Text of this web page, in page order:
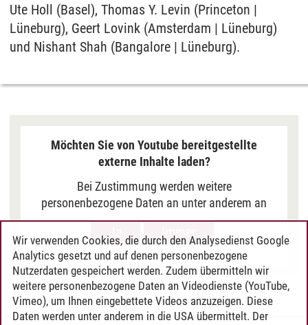
Ute Holl (Basel), Thomas Y. Levin (Princeton |
Lüneburg), Geert Lovink (Amsterdam | Lüneburg)
und Nishant Shah (Bangalore | Lüneburg).
Möchten Sie von Youtube bereitgestellte
externe Inhalte laden?
Bei Zustimmung werden weitere
personenbezogene Daten an unter anderem an
Google in den USA übermittelt, um Ihnen Youtube-
Videos anzuzeigen. Der Europäische Gerichtshof
hat das Datenschutzniveau in den USA, gemessen
an EU-Standards, jedoch als unzureichend
eingeschätzt. Es besteht auch die Möglichkeit,
dass Ihre Daten dann durch US-Behörden
verarbeitet werden können. Klicken Sie auf „Ja“
Immer
Wir verwenden Cookies, die durch den Analysedienst Google
Analytics gesetzt und auf denen personenbezogene
Nutzerdaten gespeichert werden. Zudem übermitteln wir
weitere personenbezogene Daten an Videodienste (YouTube,
Vimeo), um Ihnen eingebettete Videos anzuzeigen. Diese
Daten werden unter anderem in die USA übermittelt. Der